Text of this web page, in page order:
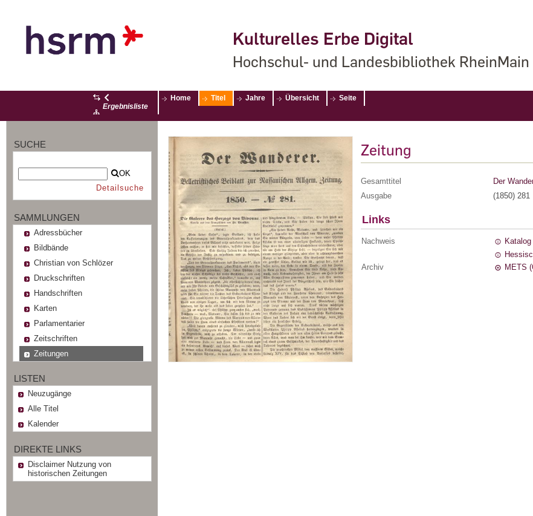
Kulturelles Erbe Digital
Hochschul- und Landesbibliothek RheinMain
Ergebnisliste
Home Titel Jahre Übersicht Seite
SUCHE
OK
Detailsuche
SAMMLUNGEN
Adressbücher
Bildbände
Christian von Schlözer
Druckschriften
Handschriften
Karten
Parlamentarier
Zeitschriften
Zeitungen
LISTEN
Neuzugänge
Alle Titel
Kalender
DIREKTE LINKS
Disclaimer Nutzung von
historischen Zeitungen
Zeitung
Gesamttitel
Der
Ausgabe
(1850) 281
Links
Nachweis
Archiv
METS